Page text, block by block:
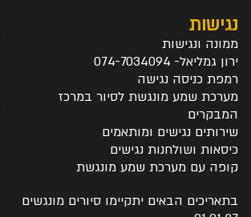
נגישות
ממונה ונגישות
ירון גמליאל- 074-7034094
רמפת כניסה נגישה
מערכת שמע מונגשת לסיור במרכז
המבקרים
שירותים נגישים ומותאמים
כיסאות ושולחנות נגישים
קופה עם מערכת שמע מונגשת
בתאריכים הבאים יתקיימו סיורים מונגשים